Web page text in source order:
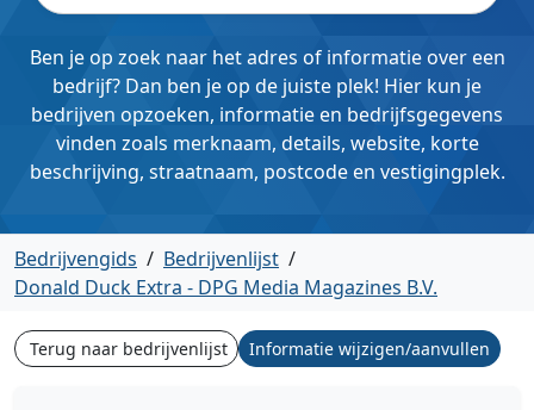
Ben je op zoek naar het adres of informatie over een
bedrijf? Dan ben je op de juiste plek! Hier kun je
bedrijven opzoeken, informatie en bedrijfsgegevens
vinden zoals merknaam, details, website, korte
beschrijving, straatnaam, postcode en vestigingplek.
Bedrijvengids / Bedrijvenlijst /
Donald Duck Extra - DPG Media Magazines B.V.
Terug naar bedrijvenlijst Informatie wijzigen/aanvullen